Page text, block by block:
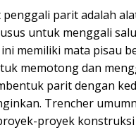
parit adalah
untuk menggali
memiliki mata pisau
memotong dan
parit dengan
Trencher
proyek